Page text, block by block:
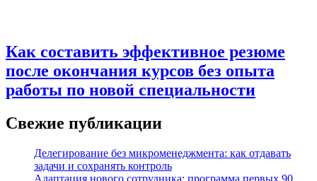
Как составить эффективное резюме
после окончания курсов без опыта
работы по новой специальности
Свежие публикации
Делегирование без микроменеджмента: как отдавать
задачи и сохранять контроль
Адаптация нового сотрудника: программа первых 90